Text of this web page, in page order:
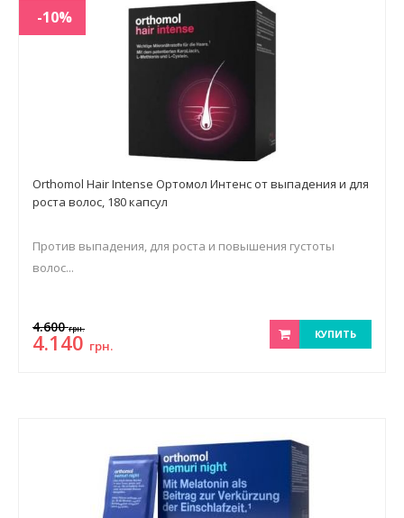
-10%
Orthomol Hair Intense Ортомол Интенс от выпадения и для
роста волос, 180 капсул
Против выпадения, для роста и повышения густоты
волос...
4.600грн.
4.140 грн.
КУПИТЬ